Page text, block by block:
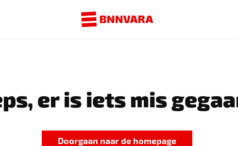
er is iets mis
Doorgaan naar de homepage